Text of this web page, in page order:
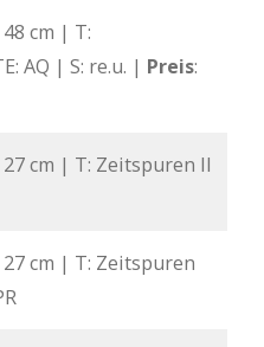
cm | T:
AQ | S: re.u. | Preis:
cm | T: Zeitspuren II
cm | T: Zeitspuren